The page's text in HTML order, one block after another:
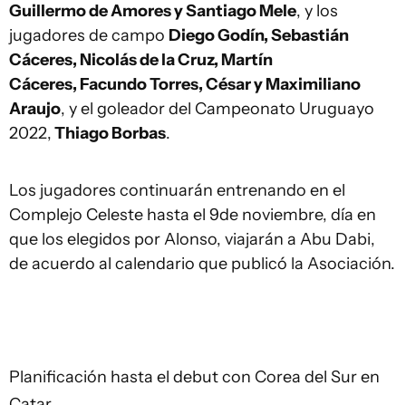
Guillermo de Amores y Santiago Mele, y los
jugadores de campo Diego Godín, Sebastián
Cáceres, Nicolás de la Cruz, Martín
Cáceres, Facundo Torres, César y Maximiliano
Araujo, y el goleador del Campeonato Uruguayo
2022,Thiago Borbas.
Los jugadores continuarán entrenando en el
Complejo Celeste hasta el 9de noviembre, día en
que los elegidos por Alonso, viajarán a Abu Dabi,
de acuerdo al calendario que publicó la Asociación.
Planificación hasta el debut con Corea del Sur en